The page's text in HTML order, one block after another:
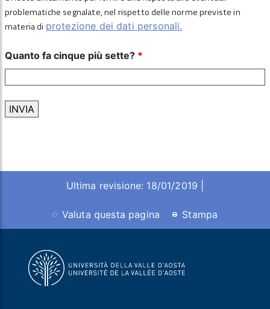
problematiche segnalate, nel rispetto delle norme previste in
materia di protezione dei dati personali.
Quanto fa cinque più sette? *
Ultima revisione: 18/01/2019 |
Valuta questa pagina Stampa